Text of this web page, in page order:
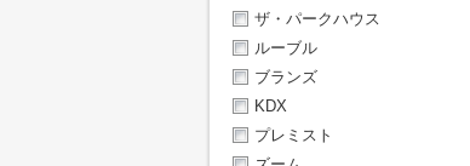
ザ・パークハウス
ルーブル
ブランズ
KDX
プレミスト